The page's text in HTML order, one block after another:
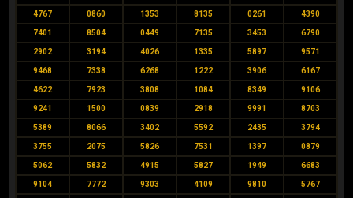
4767 0860 1353 8135 0261 4390
7401 8504 0449 7135 3453 6790
2902 3194 4026 1335 5897 9571
9468 7338 6268 1222 3906 6167
4622 7923 3808 1084 8349 9106
9241 1500 0839 2918 9991 8703
5389 8066 3402 5592 2435 3794
3755 2075 5826 7531 1397 0879
5062 5832 4915 5827 1949 6683
9104 7772 9303 4109 9810 5767